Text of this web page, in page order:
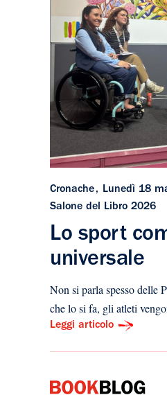
Cronache
Lunedì 18
Salone del Libro 2026
Lo sport
universale
Non si parla spesso delle
che lo si fa, gli atleti
Leggi articolo